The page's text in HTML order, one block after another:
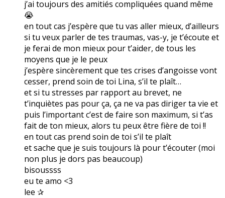
j’ai toujours des amitiés compliquées quand même
😭
en tout cas j’espère que tu vas aller mieux, d’ailleurs
si tu veux parler de tes traumas, vas-y, je t’écoute et
je ferai de mon mieux pour t’aider, de tous les
moyens que je le peux
j’espère sincèrement que tes crises d’angoisse vont
cesser, prend soin de toi Lina, s’il te plaît…
et si tu stresses par rapport au brevet, ne
t’inquiètes pas pour ça, ça ne va pas diriger ta vie et
puis l’important c’est de faire son maximum, si t’as
fait de ton mieux, alors tu peux être fière de toi !!
en tout cas prend soin de toi s’il te plaît
et sache que je suis toujours là pour t’écouter (moi
non plus je dors pas beaucoup)
bisoussss
eu te amo <3
lee ✰